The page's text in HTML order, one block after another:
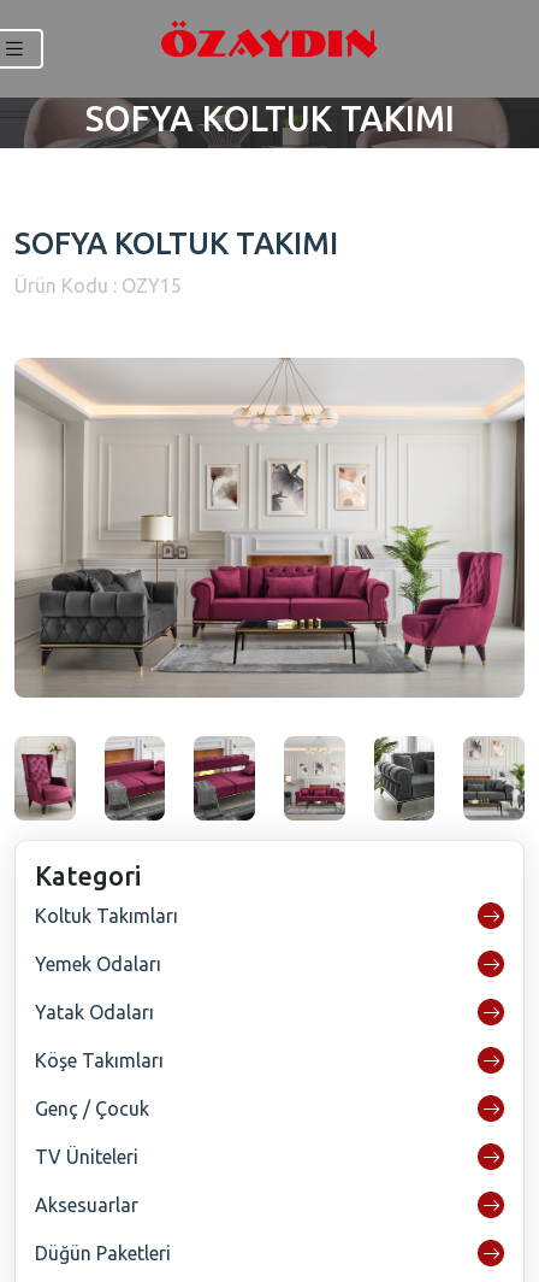
SOFYA KOLTUK TAKIMI
SOFYA KOLTUK TAKIMI
Ürün Kodu : OZY15
Kategori
Koltuk Takımları
Yemek Odaları
Yatak Odaları
Köşe Takımları
Genç / Çocuk
TV Üniteleri
Aksesuarlar
Düğün Paketleri